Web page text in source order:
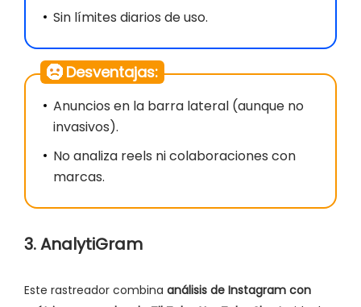
Sin límites diarios de uso.
Desventajas:
Anuncios en la barra lateral (aunque no
invasivos).
No analiza reels ni colaboraciones con
marcas.
3. AnalytiGram
Este rastreador combina análisis de Instagram con